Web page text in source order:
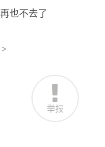
也不去了
举报